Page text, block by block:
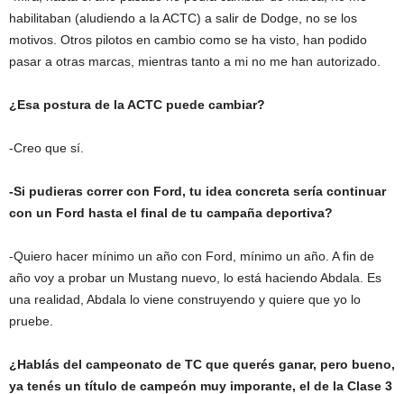
habilitaban (aludiendo a la ACTC) a salir de Dodge, no se los
motivos. Otros pilotos en cambio como se ha visto, han podido
pasar a otras marcas, mientras tanto a mi no me han autorizado.
¿Esa postura de la ACTC puede cambiar?
-Creo que sí.
-Si pudieras correr con Ford, tu idea concreta sería continuar
con un Ford hasta el final de tu campaña deportiva?
-Quiero hacer mínimo un año con Ford, mínimo un año. A fin de
año voy a probar un Mustang nuevo, lo está haciendo Abdala. Es
una realidad, Abdala lo viene construyendo y quiere que yo lo
pruebe.
¿Hablás del campeonato de TC que querés ganar, pero bueno,
ya tenés un título de campeón muy imporante, el de la Clase 3